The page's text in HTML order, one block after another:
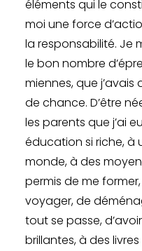
éléments qui le
moi une force
la responsabilité. Je
le bon nombre
miennes, que
de chance. D’être
les parents que j’ai
éducation si riche, à
monde, à des
permis de me
voyager, de
tout se passe,
brillantes, à des